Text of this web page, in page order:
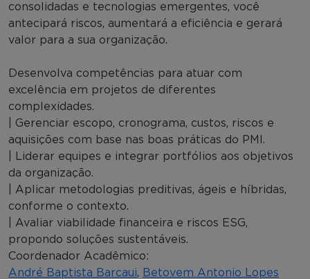
consolidadas e tecnologias emergentes, você
antecipará riscos, aumentará a eficiência e gerará
valor para a sua organização.
Desenvolva competências para atuar com
excelência em projetos de diferentes
complexidades.
| Gerenciar escopo, cronograma, custos, riscos e
aquisições com base nas boas práticas do PMI.
| Liderar equipes e integrar portfólios aos objetivos
da organização.
| Aplicar metodologias preditivas, ágeis e híbridas,
conforme o contexto.
| Avaliar viabilidade financeira e riscos ESG,
propondo soluções sustentáveis.
Coordenador Acadêmico:
André Baptista Barcaui, Betovem Antonio Lopes